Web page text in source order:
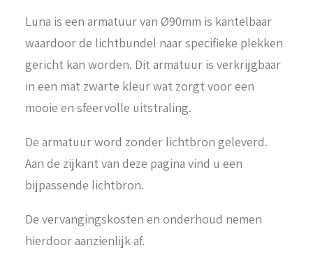
Luna is een armatuur van Ø90mm is kantelbaar
waardoor de lichtbundel naar specifieke plekken
gericht kan worden. Dit armatuur is verkrijgbaar
in een mat zwarte kleur wat zorgt voor een
mooie en sfeervolle uitstraling.
De armatuur word zonder lichtbron geleverd.
Aan de zijkant van deze pagina vind u een
bijpassende lichtbron.
De vervangingskosten en onderhoud nemen
hierdoor aanzienlijk af.